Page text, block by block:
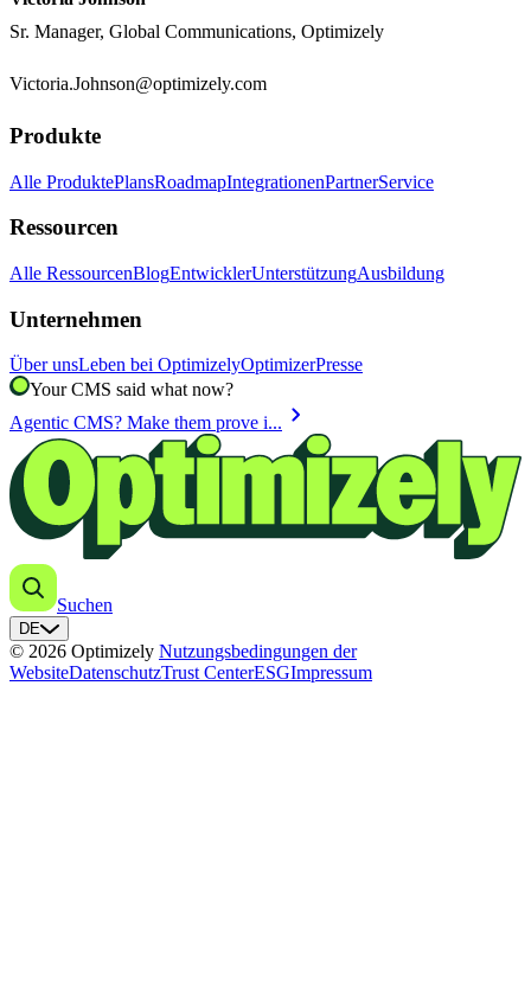
Sr. Manager, Global Communications, Optimizely
Victoria.Johnson@optimizely.com
Produkte
Alle ProduktePlansRoadmapIntegrationenPartnerService
Ressourcen
Alle RessourcenBlogEntwicklerUnterstützungAusbildung
Unternehmen
Über unsLeben bei OptimizelyOptimizerPresse
Your CMS said what now?
Agentic CMS? Make them prove i... chevron_right
Suchen
DE
© 2026 Optimizely Nutzungsbedingungen der
WebsiteDatenschutzTrust CenterESGImpressum